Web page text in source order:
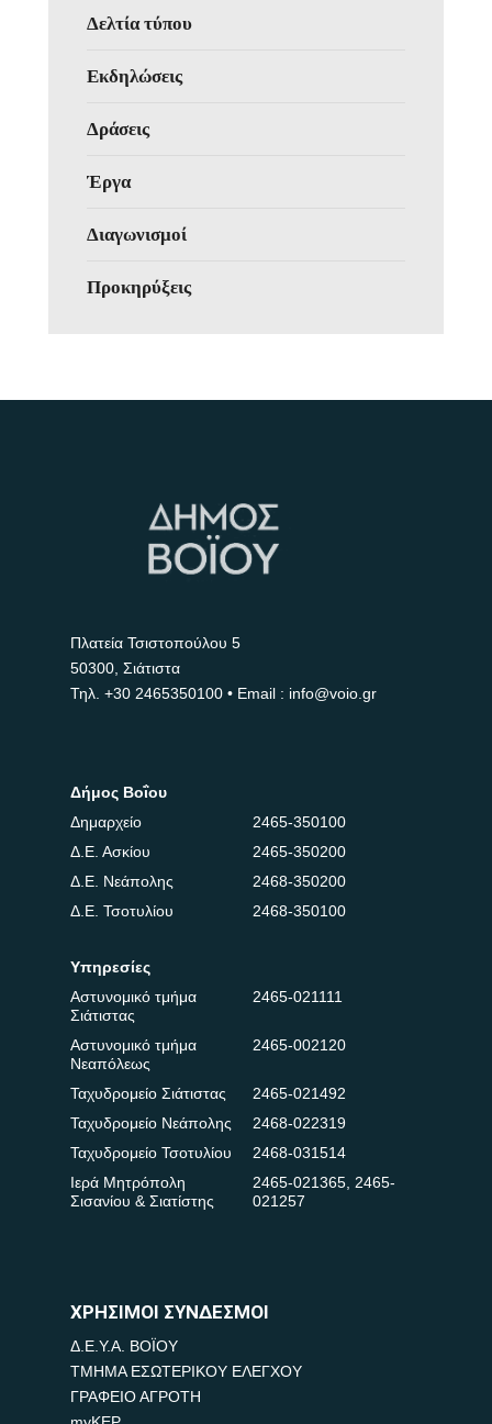
Δελτία τύπου
Εκδηλώσεις
Δράσεις
Έργα
Διαγωνισμοί
Προκηρύξεις
Πλατεία Τσιστοπούλου 5
50300, Σιάτιστα
Τηλ. +30 2465350100 • Email : info@voio.gr
Δήμος Βοΐου
Δημαρχείο
2465-350100
Δ.Ε. Ασκίου
2465-350200
Δ.Ε. Νεάπολης
2468-350200
Δ.Ε. Τσοτυλίου
2468-350100
Υπηρεσίες
Αστυνομικό τμήμα
Σιάτιστας
2465-021111
Αστυνομικό τμήμα
Νεαπόλεως
2465-002120
Ταχυδρομείο Σιάτιστας
2465-021492
Ταχυδρομείο Νεάπολης
2468-022319
Ταχυδρομείο Τσοτυλίου
2468-031514
Ιερά Μητρόπολη
Σισανίου & Σιατίστης
2465-021365, 2465-
021257
ΧΡΗΣΙΜΟΙ ΣΥΝΔΕΣΜΟΙ
Δ.Ε.Υ.Α. ΒΟΪΟΥ
ΤΜΗΜΑ ΕΣΩΤΕΡΙΚΟΥ ΕΛΕΓΧΟΥ
ΓΡΑΦΕΙΟ ΑΓΡΟΤΗ